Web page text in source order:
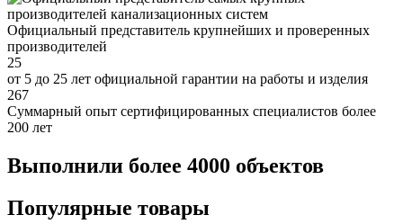
Официальный представитель крупнейших и проверенных
производителей
25
от 5 до 25 лет официальной гарантии на работы и изделия
267
Суммарный опыт сертифицированных специалистов более
200 лет
Выполнили более 4000 объектов
Популярные товары